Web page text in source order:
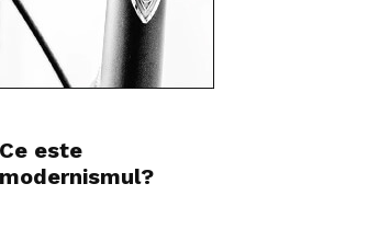
Ce este
modernismul?